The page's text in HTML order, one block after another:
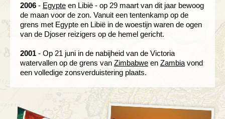
2006 - Egypte en Libië - op 29 maart van dit jaar bewoog
de maan voor de zon. Vanuit een tentenkamp op de
grens met Egypte en Libië in de woestijn waren de ogen
van de Djoser reizigers op de hemel gericht.
2001 - Op 21 juni in de nabijheid van de Victoria
watervallen op de grens van Zimbabwe en Zambia vond
een volledige zonsverduistering plaats.